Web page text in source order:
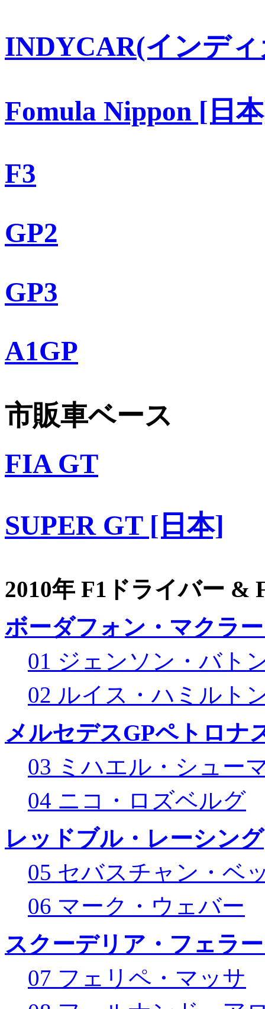
INDYCAR(インデ
Fomula Nippon [日
F3
GP2
GP3
A1GP
市販車ベース
FIA GT
SUPER GT [日本]
2010年 F1ドライバー &
ボーダフォン・マクラ
01 ジェンソン・バト
02 ルイス・ハミルト
メルセデスGPペトロナ
03 ミハエル・シュー
04 ニコ・ロズベルグ
レッドブル・レーシング
05 セバスチャン・ベ
06 マーク・ウェバー
スクーデリア・フェラ
07 フェリペ・マッサ